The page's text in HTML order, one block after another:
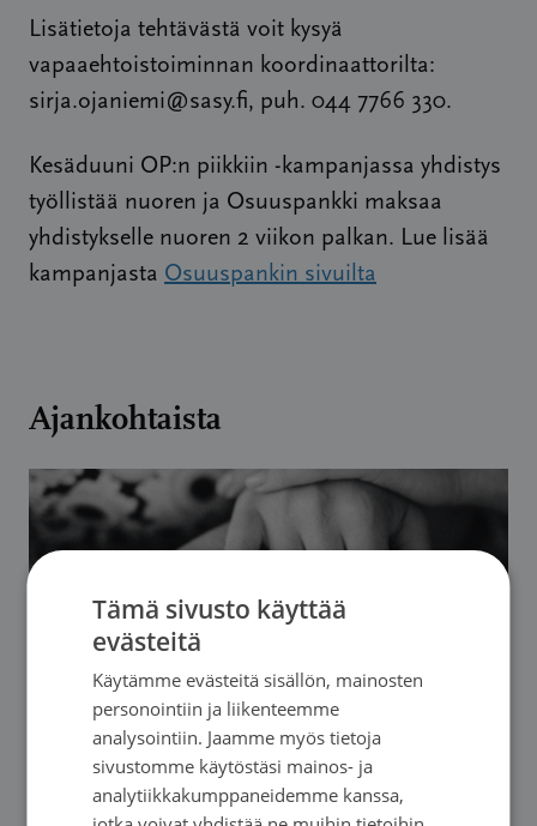
Lisätietoja tehtävästä voit kysyä
vapaaehtoistoiminnan koordinaattorilta:
sirja.ojaniemi@sasy.fi, puh. 044 7766 330.
Kesäduuni OP:n piikkiin -kampanjassa yhdistys
työllistää nuoren ja Osuuspankki maksaa
yhdistykselle nuoren 2 viikon palkan. Lue lisää
kampanjasta Osuuspankin sivuilta
Ajankohtaista
Verkkouutiset|30/07/2026
Etsimme uusia vapaaehtoisia saattohoidon
Tämä sivusto käyttää
evästeitä
Käytämme evästeitä sisällön, mainosten
personointiin ja liikenteemme
analysointiin. Jaamme myös tietoja
sivustomme käytöstäsi mainos- ja
analytiikkakumppaneidemme kanssa,